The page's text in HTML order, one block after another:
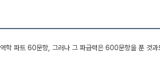
AP7 따끈따끈하게 풀어본 후기